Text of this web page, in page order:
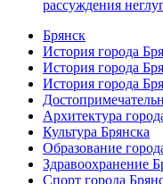
рассуждения
Брянск
История города
История города
История города
Архитектура
Культура Брянска
Образование
Здравоохранение
Спорт города